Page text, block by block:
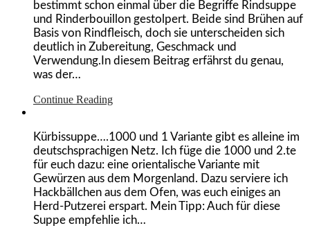
bestimmt schon einmal über die Begriffe Rindsuppe
und Rinderbouillon gestolpert. Beide sind Brühen auf
Basis von Rindfleisch, doch sie unterscheiden sich
deutlich in Zubereitung, Geschmack und
Verwendung.In diesem Beitrag erfährst du genau,
was der…
Continue Reading
Kürbissuppe….1000 und 1 Variante gibt es alleine im
deutschsprachigen Netz. Ich füge die 1000 und 2.te
für euch dazu: eine orientalische Variante mit
Gewürzen aus dem Morgenland. Dazu serviere ich
Hackbällchen aus dem Ofen, was euch einiges an
Herd-Putzerei erspart. Mein Tipp: Auch für diese
Suppe empfehlie ich…